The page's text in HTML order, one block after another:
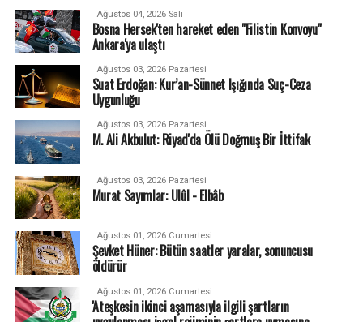
Ağustos 04, 2026 Salı
Bosna Hersek'ten hareket eden "Filistin Konvoyu"
Ankara'ya ulaştı
Ağustos 03, 2026 Pazartesi
Suat Erdoğan: Kur’an-Sünnet Işığında Suç-Ceza
Uygunluğu
Ağustos 03, 2026 Pazartesi
M. Ali Akbulut: Riyad'da Ölü Doğmuş Bir İttifak
Ağustos 03, 2026 Pazartesi
Murat Sayımlar: Ulûl - Elbâb
Ağustos 01, 2026 Cumartesi
Şevket Hüner: Bütün saatler yaralar, sonuncusu
öldürür
Ağustos 01, 2026 Cumartesi
'Ateşkesin ikinci aşamasıyla ilgili şartların